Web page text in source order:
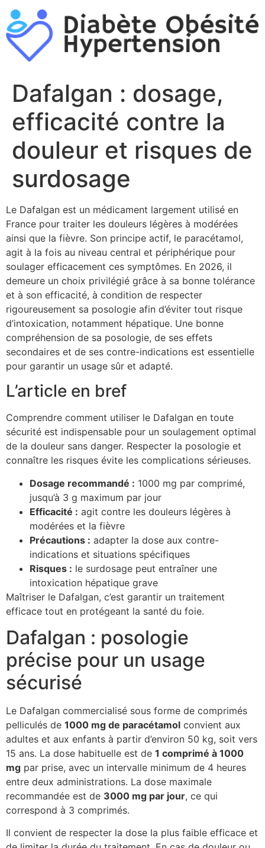
Aller
au
contenu
Dafalgan : dosage,
efficacité contre la
douleur et risques de
surdosage
Le Dafalgan est un médicament largement utilisé en
France pour traiter les douleurs légères à modérées
ainsi que la fièvre. Son principe actif, le paracétamol,
agit à la fois au niveau central et périphérique pour
soulager efficacement ces symptômes. En 2026, il
demeure un choix privilégié grâce à sa bonne tolérance
et à son efficacité, à condition de respecter
rigoureusement sa posologie afin d’éviter tout risque
d’intoxication, notamment hépatique. Une bonne
compréhension de sa posologie, de ses effets
secondaires et de ses contre-indications est essentielle
pour garantir un usage sûr et adapté.
L’article en bref
Comprendre comment utiliser le Dafalgan en toute
sécurité est indispensable pour un soulagement optimal
de la douleur sans danger. Respecter la posologie et
connaître les risques évite les complications sérieuses.
Dosage recommandé : 1000 mg par comprimé,
jusqu’à 3 g maximum par jour
Efficacité : agit contre les douleurs légères à
modérées et la fièvre
Précautions : adapter la dose aux contre-
indications et situations spécifiques
Risques : le surdosage peut entraîner une
intoxication hépatique grave
Maîtriser le Dafalgan, c’est garantir un traitement
efficace tout en protégeant la santé du foie.
Dafalgan : posologie
précise pour un usage
sécurisé
Le Dafalgan commercialisé sous forme de comprimés
pelliculés de 1000 mg de paracétamol convient aux
adultes et aux enfants à partir d’environ 50 kg, soit vers
15 ans. La dose habituelle est de 1 comprimé à 1000
mg par prise, avec un intervalle minimum de 4 heures
entre deux administrations. La dose maximale
recommandée est de 3000 mg par jour, ce qui
correspond à 3 comprimés.
Il convient de respecter la dose la plus faible efficace et